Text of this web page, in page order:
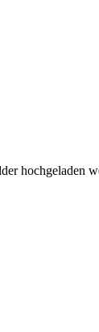
hochgeladen